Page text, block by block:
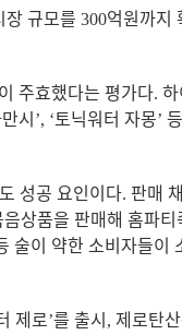
장 규모를 300억원까지
주효했다는 평가다. 하
시’, ‘토닉워터 자몽’
성공 요인이다. 판매
음상품을 판매해 홈파
술이 약한 소비자들이
제로’를 출시 , 제로탄